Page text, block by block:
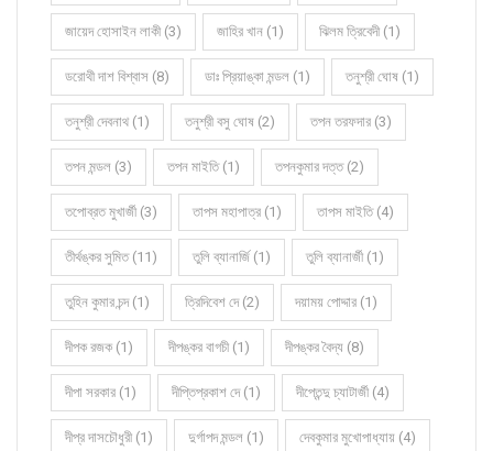
জায়েদ হোসাইন লাকী (3) জাহির খান (1) ঝিলম ত্রিবেদী (1)
ডরোথী দাশ বিশ্বাস (8) ডাঃ প্রিয়াঙ্কা মন্ডল (1) তনুশ্রী ঘোষ (1)
তনুশ্রী দেবনাথ (1) তনুশ্রী বসু ঘোষ (2) তপন তরফদার (3)
তপন মন্ডল (3) তপন মাইতি (1) তপনকুমার দত্ত (2)
তপোব্রত মুখার্জী (3) তাপস মহাপাত্র (1) তাপস মাইতি (4)
তীর্থঙ্কর সুমিত (11) তুলি ব্যানার্জি (1) তুলি ব্যানার্জী (1)
তুহিন কুমার চন্দ (1) ত্রিদিবেশ দে (2) দয়াময় পোদ্দার (1)
দীপক রজক (1) দীপঙ্কর বাগচী (1) দীপঙ্কর বৈদ্য (8)
দীপা সরকার (1) দীপ্তিপ্রকাশ দে (1) দীপ্তেন্দু চ্যাটার্জী (4)
দীপ্র দাসচৌধুরী (1) দুর্গাপদ মন্ডল (1) দেবকুমার মুখোপাধ্যায় (4)